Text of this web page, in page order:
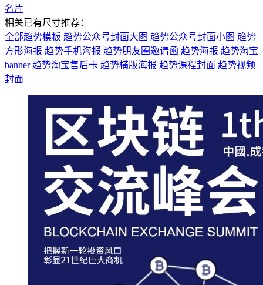
名片
相关已有尺寸推荐：
全部趋势模板 趋势公众号封面大图 趋势公众号封面小图 趋势
方形海报 趋势手机海报 趋势朋友圈邀请函 趋势海报 趋势淘宝
banner趋势淘宝售后卡 趋势横版海报 趋势课程封面 趋势视频
封面